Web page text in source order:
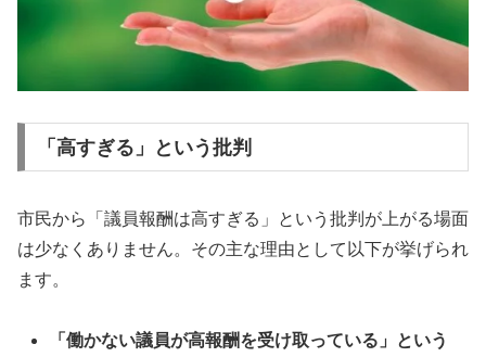
「高すぎる」という批判
市民から「議員報酬は高すぎる」という批判が上がる場面
は少なくありません。その主な理由として以下が挙げられ
ます。
「働かない議員が高報酬を受け取っている」という